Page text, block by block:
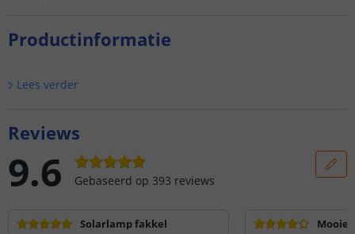
Productinformatie
Lees verder
Reviews
9.6 Gebaseerd op 393 reviews
Solarlamp fakkel
Mooie